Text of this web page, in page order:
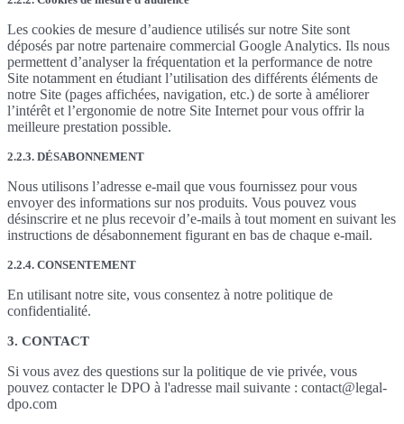
Les cookies de mesure d’audience utilisés sur notre Site sont
déposés par notre partenaire commercial Google Analytics. Ils nous
permettent d’analyser la fréquentation et la performance de notre
Site notamment en étudiant l’utilisation des différents éléments de
notre Site (pages affichées, navigation, etc.) de sorte à améliorer
l’intérêt et l’ergonomie de notre Site Internet pour vous offrir la
meilleure prestation possible.
2.2.3. DÉSABONNEMENT
Nous utilisons l’adresse e-mail que vous fournissez pour vous
envoyer des informations sur nos produits. Vous pouvez vous
désinscrire et ne plus recevoir d’e-mails à tout moment en suivant les
instructions de désabonnement figurant en bas de chaque e-mail.
2.2.4. CONSENTEMENT
En utilisant notre site, vous consentez à notre politique de
confidentialité.
3. CONTACT
Si vous avez des questions sur la politique de vie privée, vous
pouvez contacter le DPO à l'adresse mail suivante : contact@legal-
dpo.com